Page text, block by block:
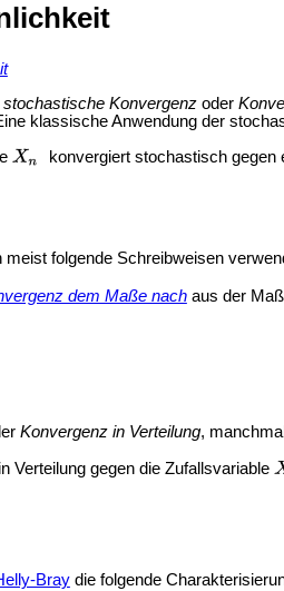
stochastische Konvergenzoder
klassische Anwendung der
konvergiert stochastisch gegen
folgende Schreibweisen
dem Maße nachaus der
Konvergenz in Verteilung,
Verteilung gegen die Zufallsvariable
Braydie folgende